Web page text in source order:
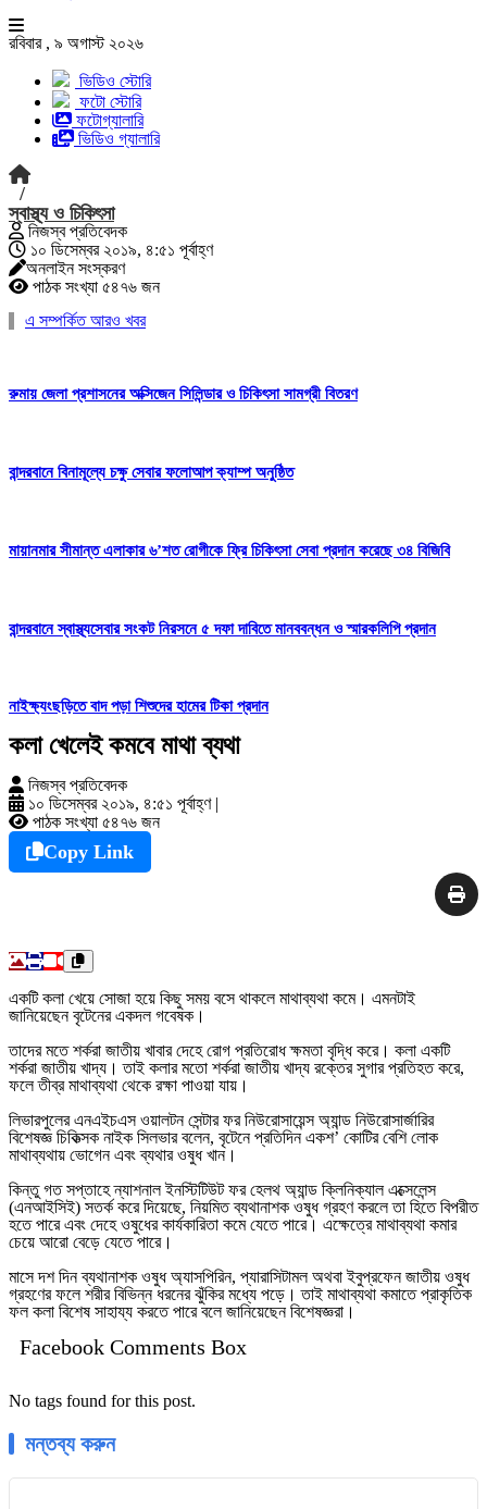
রবিবার , ৯ অগাস্ট ২০২৬
ভিডিও স্টোরি
ফটো স্টোরি
ফটোগ্যালারি
ভিডিও গ্যালারি
/
স্বাস্থ্য ও চিকিৎসা
নিজস্ব প্রতিবেদক
১০ ডিসেম্বর ২০১৯, ৪:৫১ পূর্বাহ্ণ
অনলাইন সংস্করণ
পাঠক সংখ্যা ৫৪৭৬ জন
এ সম্পর্কিত আরও খবর
রুমায় জেলা প্রশাসনের অক্সিজেন সিলিন্ডার ও চিকিৎসা সামগ্রী বিতরণ
বান্দরবানে বিনামূল্যে চক্ষু সেবার ফলোআপ ক্যাম্প অনুষ্ঠিত
মায়ানমার সীমান্ত এলাকার ৬’শত রোগীকে ফ্রি চিকিৎসা সেবা প্রদান করেছে ৩৪ বিজিবি
বান্দরবানে স্বাস্থ্যসেবার সংকট নিরসনে ৫ দফা দাবিতে মানববন্ধন ও স্মারকলিপি প্রদান
নাইক্ষ্যংছড়িতে বাদ পড়া শিশুদের হামের টিকা প্রদান
কলা খেলেই কমবে মাথা ব্যথা
নিজস্ব প্রতিবেদক
১০ ডিসেম্বর ২০১৯, ৪:৫১ পূর্বাহ্ণ |
পাঠক সংখ্যা ৫৪৭৬ জন
Copy Link
একটি কলা খেয়ে সোজা হয়ে কিছু সময় বসে থাকলে মাথাব্যথা কমে। এমনটাই
জানিয়েছেন বৃটেনের একদল গবেষক।
তাদের মতে শর্করা জাতীয় খাবার দেহে রোগ প্রতিরোধ ক্ষমতা বৃদ্ধি করে। কলা একটি
শর্করা জাতীয় খাদ্য। তাই কলার মতো শর্করা জাতীয় খাদ্য রক্তের সুগার প্রতিহত করে,
ফলে তীব্র মাথাব্যথা থেকে রক্ষা পাওয়া যায়।
লিভারপুলের এনএইচএস ওয়ালটন সেন্টার ফর নিউরোসায়েন্স অ্যান্ড নিউরোসার্জারির
বিশেষজ্ঞ চিকিত্সক নাইক সিলভার বলেন, বৃটেনে প্রতিদিন একশ’ কোটির বেশি লোক
মাথাব্যথায় ভোগেন এবং ব্যথার ওষুধ খান।
কিন্তু গত সপ্তাহে ন্যাশনাল ইনস্টিটিউট ফর হেলথ অ্যান্ড ক্লিনিক্যাল এক্সেলেন্স
(এনআইসিই) সতর্ক করে দিয়েছে, নিয়মিত ব্যথানাশক ওষুধ গ্রহণ করলে তা হিতে বিপরীত
হতে পারে এবং দেহে ওষুধের কার্যকারিতা কমে যেতে পারে। এক্ষেত্রে মাথাব্যথা কমার
চেয়ে আরো বেড়ে যেতে পারে।
মাসে দশ দিন ব্যথানাশক ওষুধ অ্যাসপিরিন, প্যারাসিটামল অথবা ইবুপ্রফেন জাতীয় ওষুধ
গ্রহণের ফলে শরীর বিভিন্ন ধরনের ঝুঁকির মধ্যে পড়ে। তাই মাথাব্যথা কমাতে প্রাকৃতিক
ফল কলা বিশেষ সাহায্য করতে পারে বলে জানিয়েছেন বিশেষজ্ঞরা।
Facebook Comments Box
No tags found for this post.
মন্তব্য করুন